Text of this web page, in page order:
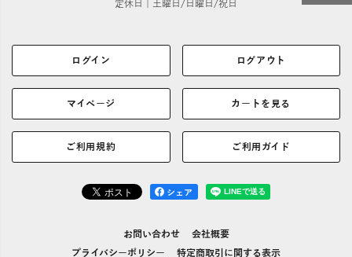
定休日｜土曜日/日曜日/祝日
ログイン ログアウト
マイページ カートを見る
ご利用規約 ご利用ガイド
シェア
お問い合わせ
会社概要
プライバシーポリシー
特定商取引に関する表示